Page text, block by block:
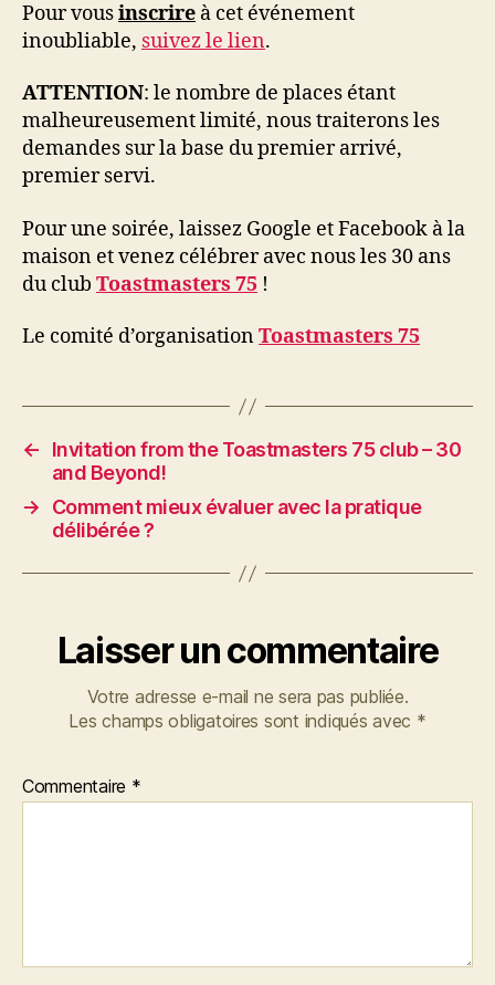
Pour vousinscrire à cet événement
inoubliable, suivez le lien.
ATTENTION: le nombre de places étant
malheureusement limité, nous traiterons les
demandes sur la base du premier arrivé,
premier servi.
Pour une soirée, laissez Google et Facebook à la
maison et venez célébrer avec nous les 30 ans
du club Toastmasters 75 !
Le comité d’organisationToastmasters 75
←
Invitation from the Toastmasters 75 club – 30
and Beyond!
→
Comment mieux évaluer avec la pratique
délibérée ?
Laisser un commentaire
Votre adresse e-mail ne sera pas publiée.
Les champs obligatoires sont indiqués avec *
Commentaire *